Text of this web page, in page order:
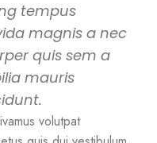
tempus
magnis a nec
quis sem a
mauris
volutpat